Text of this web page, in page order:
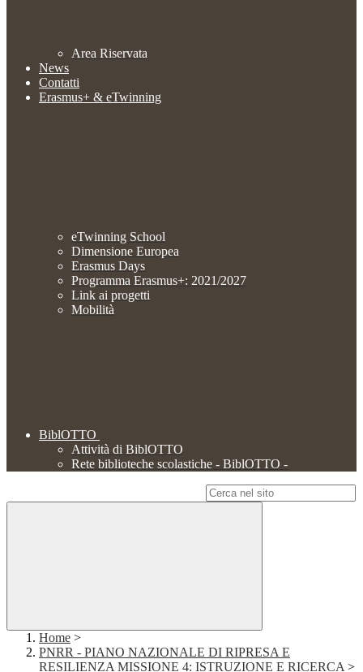
Area Riservata
News
Contatti
Erasmus+ & eTwinning
eTwinning School
Dimensione Europea
Erasmus Days
Programma Erasmus+: 2021/2027
Link ai progetti
Mobilità
BiblOTTO
Attività di BiblOTTO
Rete biblioteche scolastiche - BiblOTTO -
Home >
PNRR - PIANO NAZIONALE DI RIPRESA E
RESILIENZA MISSIONE 4: ISTRUZIONE E RICERCA >